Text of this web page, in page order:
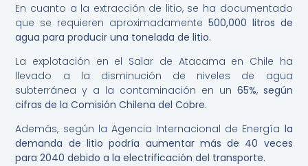
En cuanto a la extracción de litio, se ha documentado
que se requieren aproximadamente 500,000 litros de
agua para producir una tonelada de litio.
La explotación en el Salar de Atacama en Chile ha
llevado a la disminución de niveles de agua
subterránea y a la contaminación en un 65%, según
cifras de la Comisión Chilena del Cobre.
Además, según la Agencia Internacional de Energía la
demanda de litio podría aumentar más de 40 veces
para 2040 debido a la electrificación del transporte.